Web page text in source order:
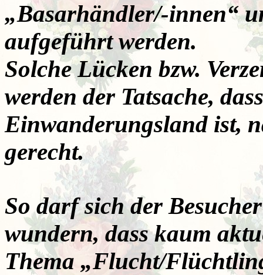
„Basarhändler/-innen“
aufgeführt werden.
Solche Lücken bzw.
werden der Tatsache,
Einwanderungsland ist,
gerecht.
So darf sich der
wundern, dass kaum
Thema „Flucht/